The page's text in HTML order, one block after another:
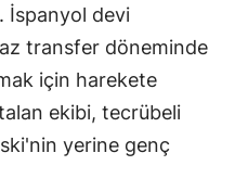
İspanyol devi
transfer döneminde
için harekete
ekibi, tecrübeli
yerine genç